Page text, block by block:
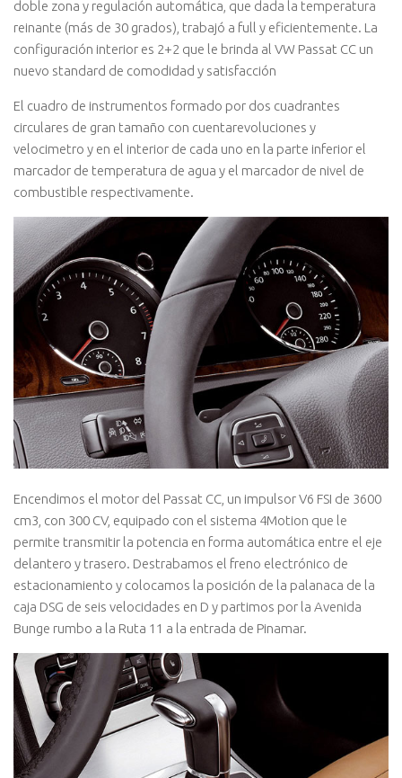
doble zona y regulación automática, que dada la temperatura
reinante (más de 30 grados), trabajó a full y eficientemente. La
configuración interior es 2+2 que le brinda al VW Passat CC un
nuevo standard de comodidad y satisfacción
El cuadro de instrumentos formado por dos cuadrantes
circulares de gran tamaño con cuentarevoluciones y
velocimetro y en el interior de cada uno en la parte inferior el
marcador de temperatura de agua y el marcador de nivel de
combustible respectivamente.
Encendimos el motor del Passat CC, un impulsor V6 FSI de 3600
cm3, con 300 CV, equipado con el sistema 4Motion que le
permite transmitir la potencia en forma automática entre el eje
delantero y trasero. Destrabamos el freno electrónico de
estacionamiento y colocamos la posición de la palanaca de la
caja DSG de seis velocidades en D y partimos por la Avenida
Bunge rumbo a la Ruta 11 a la entrada de Pinamar.